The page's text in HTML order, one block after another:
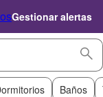
Gestionar alertas
Baños